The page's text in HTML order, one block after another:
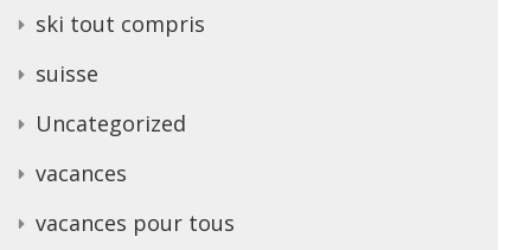
ski tout compris
suisse
Uncategorized
vacances
vacances pour tous